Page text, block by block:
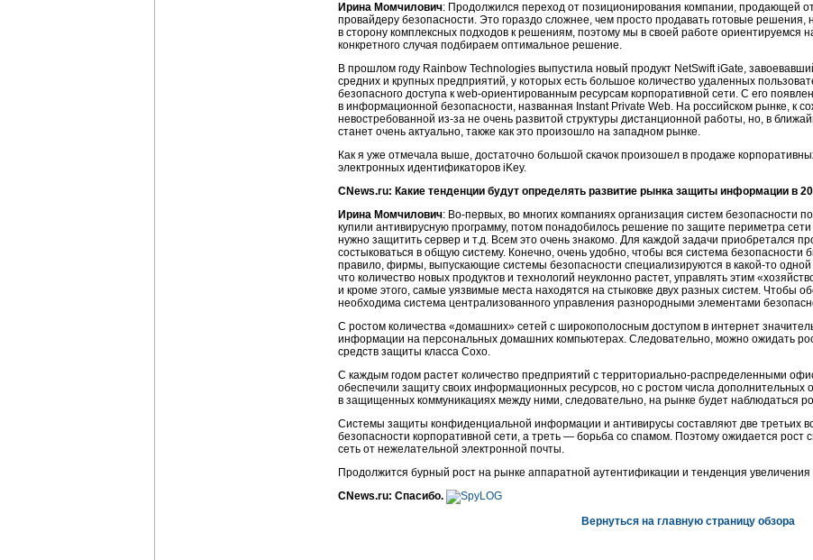
Ирина Момчилович: Продолжился переход от позиционирования компании, продающей
провайдеру безопасности. Это гораздо сложнее, чем просто продавать готовые решения,
в сторону комплексных подходов к решениям, поэтому мы в своей работе ориентируемся
конкретного случая подбираем оптимальное решение.
В прошлом году Rainbow Technologies выпустила новый продукт NetSwift iGate,
средних и крупных предприятий, у которых есть большое количество удаленных
безопасного доступа к web-ориентированным ресурсам корпоративной сети. С его
в информационной безопасности, названная Instant Private Web. На российском рынке, к
невостребованной из-за не очень развитой структуры дистанционной работы, но, в
станет очень актуально, также как это произошло на западном рынке.
Как я уже отмечала выше, достаточно большой скачок произошел в продаже
электронных идентификаторов iKey.
CNews.ru: Какие тенденции будут определять развитие рынка защиты информации в
Ирина Момчилович: Во-первых, во многих компаниях организация систем безопасности
купили антивирусную программу, потом понадобилось решение по защите периметра
нужно защитить сервер и т.д. Всем это очень знакомо. Для каждой задачи приобретался
состыковаться в общую систему. Конечно, очень удобно, чтобы вся система безопасности
правило, фирмы, выпускающие системы безопасности специализируются в какой-то одной
что количество новых продуктов и технологий неуклонно растет, управлять этим
и кроме этого, самые уязвимые места находятся на стыковке двух разных систем. Чтобы
необходима система централизованного управления разнородными элементами
С ростом количества «домашних» сетей с широкополосным доступом в интернет
информации на персональных домашних компьютерах. Следовательно, можно ожидать
средств защиты класса Сохо.
С каждым годом растет количество предприятий с территориально-распределенными
обеспечили защиту своих информационных ресурсов, но с ростом числа дополнительных
в защищенных коммуникациях между ними, следовательно, на рынке будет наблюдаться
Системы защиты конфиденциальной информации и антивирусы составляют две третьих
безопасности корпоративной сети, а треть — борьба со спамом. Поэтому ожидается рост
сеть от нежелательной электронной почты.
Продолжится бурный рост на рынке аппаратной аутентификации и тенденция
CNews.ru: Спасибо.
Вернуться на главную страницу обзора